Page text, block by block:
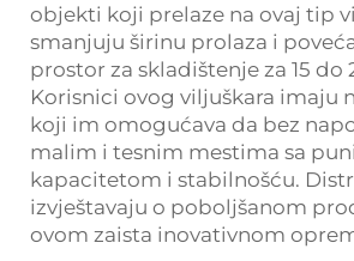
objekti koji prelaze na ovaj tip
smanjuju širinu prolaza i
prostor za skladištenje za 15 do
Korisnici ovog viljuškara imaju
koji im omogućava da bez
malim i tesnim mestima sa
kapacitetom i stabilnošću.
izvještavaju o poboljšanom
ovom zaista inovativnom